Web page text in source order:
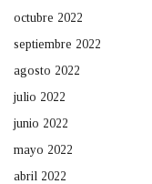
octubre 2022
septiembre 2022
agosto 2022
julio 2022
junio 2022
mayo 2022
abril 2022